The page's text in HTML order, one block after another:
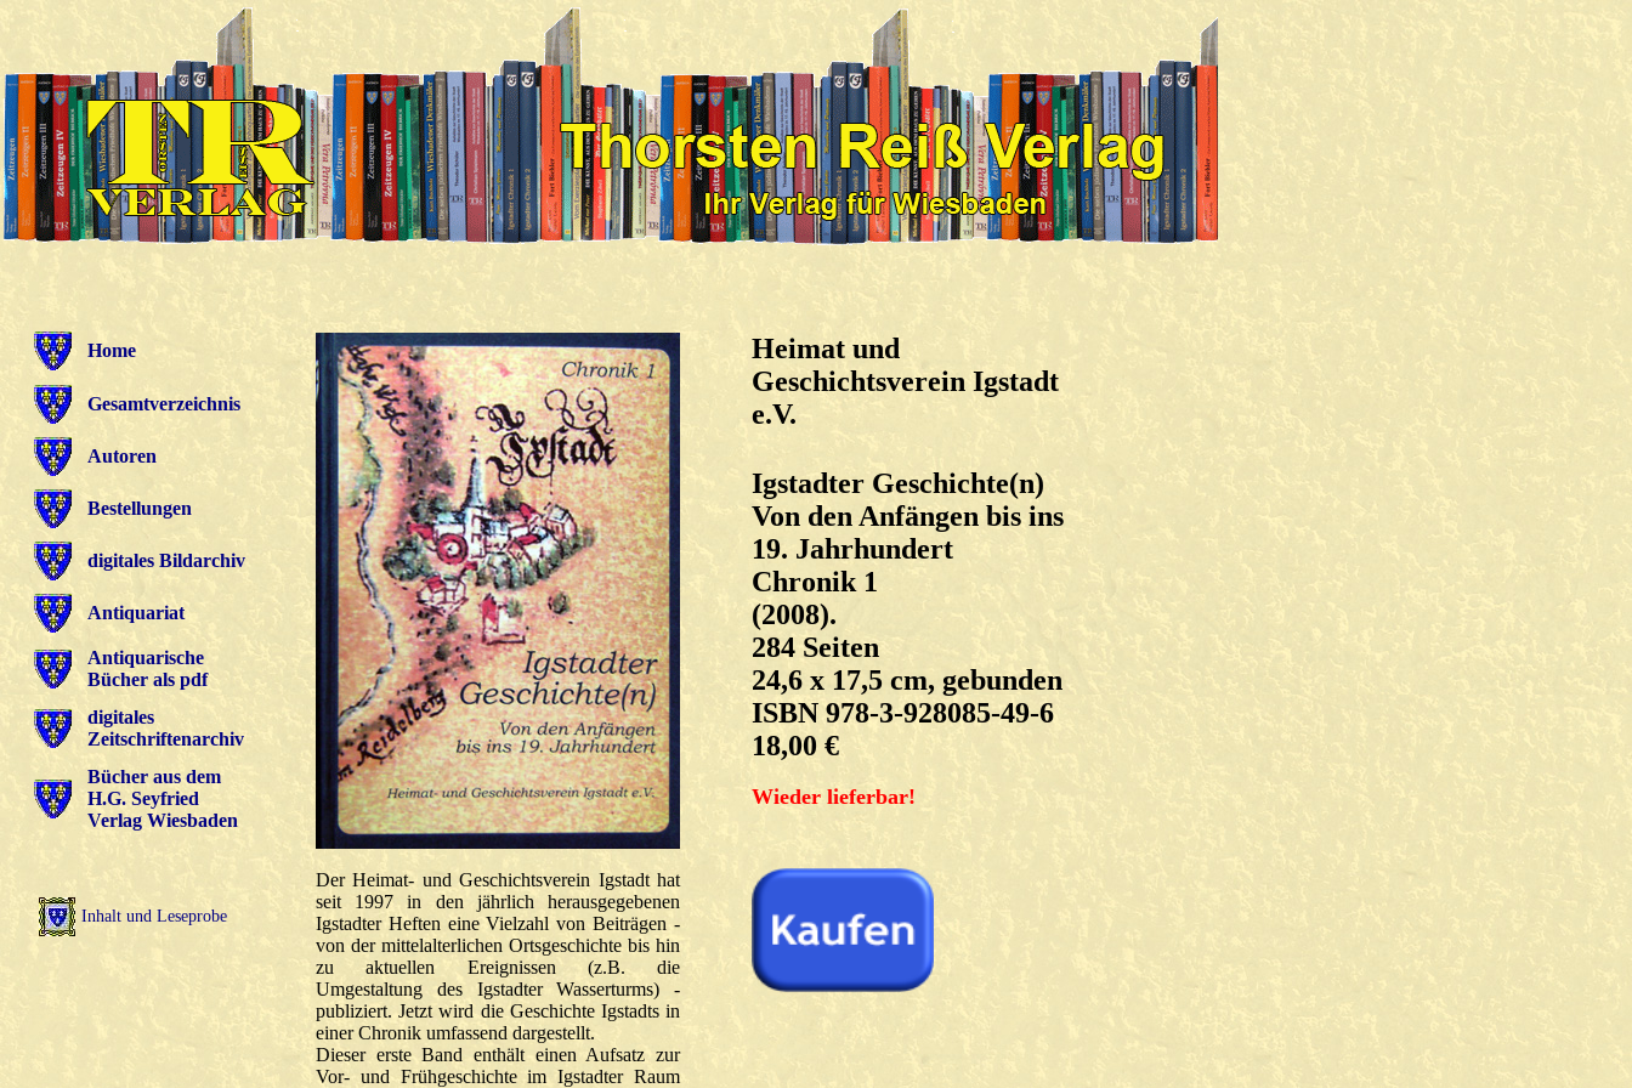
Home
Gesamtverzeichnis
Autoren
Bestellungen
digitales Bildarchiv
Antiquariat
Antiquarische
Bücher als pdf
digitales
Zeitschriftenarchiv
Bücher aus dem
H.G. Seyfried
Verlag Wiesbaden
Inhalt und Leseprobe
Der Heimat- und Geschichtsverein Igstadt hat
seit 1997 in den jährlich herausgegebenen
Igstadter Heften eine Vielzahl von Beiträgen -
von der mittelalterlichen Ortsgeschichte bis hin
zu aktuellen Ereignissen (z.B. die
Umgestaltung des Igstadter Wasserturms) -
publiziert. Jetzt wird die Geschichte Igstadts in
einer Chronik umfassend dargestellt.
Dieser erste Band enthält einen Aufsatz zur
Vor- und Frühgeschichte im Igstadter Raum
Heimat und
Geschichtsverein Igstadt
e.V.
Igstadter Geschichte(n)
Von den Anfängen bis ins
19. Jahrhundert
Chronik 1
(2008).
284 Seiten
24,6 x 17,5 cm, gebunden
ISBN 978-3-928085-49-6
18,00 €
Wieder lieferbar!